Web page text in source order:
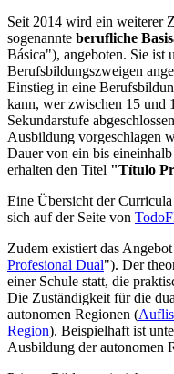
Seit 2014 wird ein weiterer
sogenannte berufliche
Básica"), angeboten. Sie ist
Berufsbildungszweigen
Einstieg in eine
kann, wer zwischen 15 und
Sekundarstufe
Ausbildung vorgeschlagen
Dauer von ein bis
erhalten den Titel "Título
Eine Übersicht der
sich auf der Seite von
Zudem existiert das
Profesional Dual"). Der
einer Schule statt, die
Die Zuständigkeit für die
autonomen Regionen (
Region). Beispielhaft ist
Ausbildung der autonomen